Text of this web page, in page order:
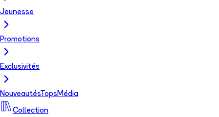
Jeunesse
Promotions
Exclusivités
NouveautésTops Média
Collection